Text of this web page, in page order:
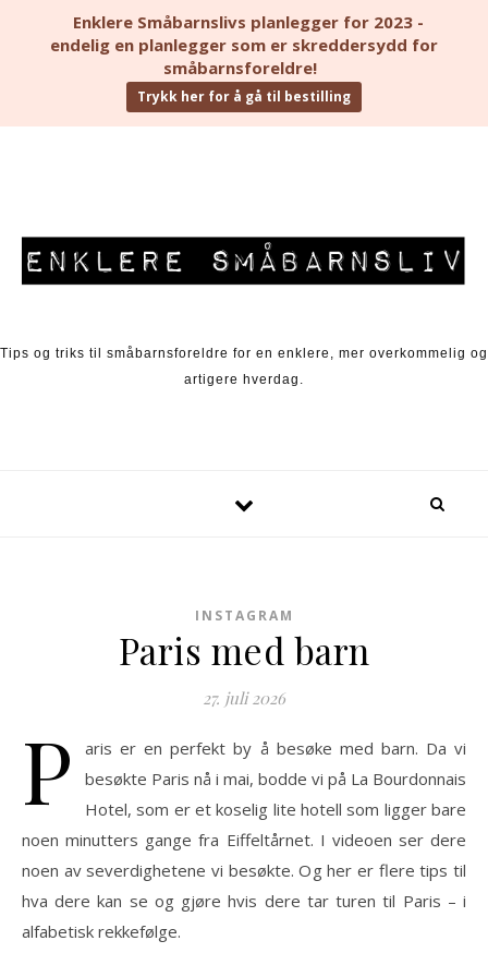
Tips og triks til småbarnsforeldre for en enklere, mer overkommelig og
artigere hverdag.
INSTAGRAM
Paris med barn
27. juli 2026
P
aris er en perfekt by å besøke med barn. Da vi
besøkte Paris nå i mai, bodde vi på La Bourdonnais
Hotel, som er et koselig lite hotell som ligger bare
noen minutters gange fra Eiffeltårnet. I videoen ser dere
noen av severdighetene vi besøkte. Og her er flere tips til
hva dere kan se og gjøre hvis dere tar turen til Paris – i
alfabetisk rekkefølge.
Enklere Småbarnslivs planlegger for 2023 -
endelig en planlegger som er skreddersydd for
småbarnsforeldre!
Trykk her for å gå til bestilling